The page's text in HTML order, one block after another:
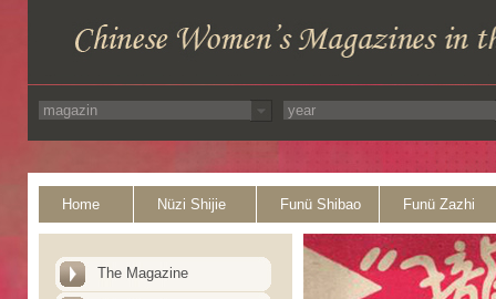
Home Nüzi Shijie Funü Shibao Funü Zazhi
The Magazine